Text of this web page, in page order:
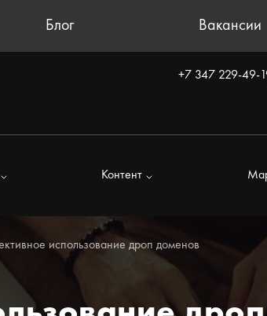
Блог Вакансии
+7 347 229-49-
Контент
использование дроп доменов